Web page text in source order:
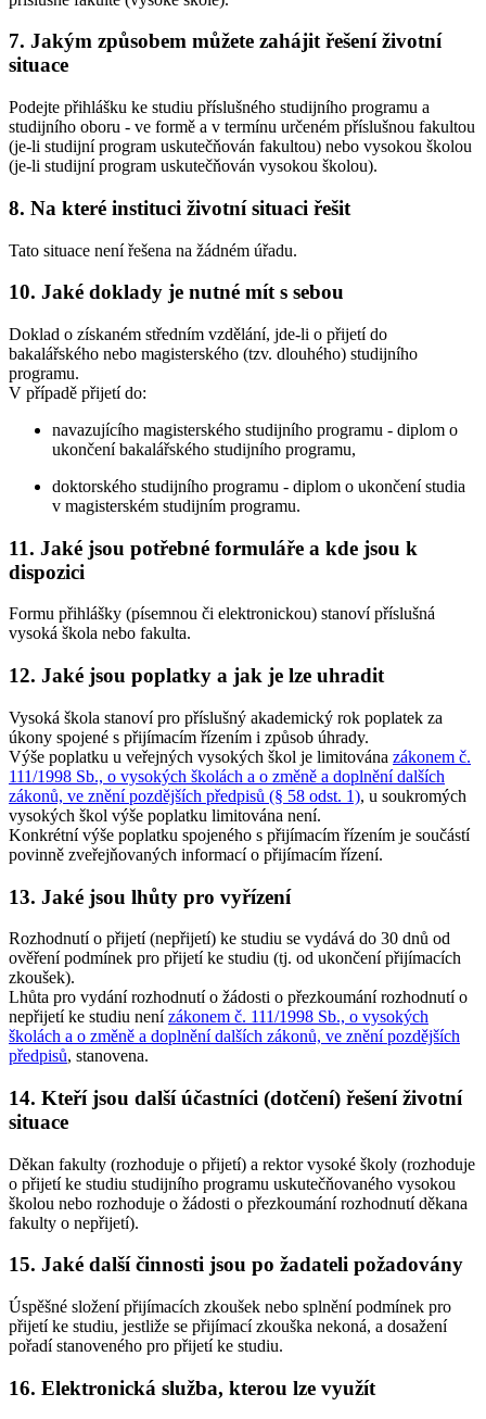
7. Jakým způsobem můžete zahájit řešení životní
situace
Podejte přihlášku ke studiu příslušného studijního programu a
studijního oboru - ve formě a v termínu určeném příslušnou fakultou
(je-li studijní program uskutečňován fakultou) nebo vysokou školou
(je-li studijní program uskutečňován vysokou školou).
8. Na které instituci životní situaci řešit
Tato situace není řešena na žádném úřadu.
10. Jaké doklady je nutné mít s sebou
Doklad o získaném středním vzdělání, jde-li o přijetí do
bakalářského nebo magisterského (tzv. dlouhého) studijního
programu.
V případě přijetí do:
navazujícího magisterského studijního programu - diplom o
ukončení bakalářského studijního programu,
doktorského studijního programu - diplom o ukončení studia
v magisterském studijním programu.
11. Jaké jsou potřebné formuláře a kde jsou k
dispozici
Formu přihlášky (písemnou či elektronickou) stanoví příslušná
vysoká škola nebo fakulta.
12. Jaké jsou poplatky a jak je lze uhradit
Vysoká škola stanoví pro příslušný akademický rok poplatek za
úkony spojené s přijímacím řízením i způsob úhrady.
Výše poplatku u veřejných vysokých škol je limitována zákonem č.
111/1998 Sb., o vysokých školách a o změně a doplnění dalších
zákonů, ve znění pozdějších předpisů (§ 58 odst. 1), u soukromých
vysokých škol výše poplatku limitována není.
Konkrétní výše poplatku spojeného s přijímacím řízením je součástí
povinně zveřejňovaných informací o přijímacím řízení.
13. Jaké jsou lhůty pro vyřízení
Rozhodnutí o přijetí (nepřijetí) ke studiu se vydává do 30 dnů od
ověření podmínek pro přijetí ke studiu (tj. od ukončení přijímacích
zkoušek).
Lhůta pro vydání rozhodnutí o žádosti o přezkoumání rozhodnutí o
nepřijetí ke studiu nenízákonem č. 111/1998 Sb., o vysokých
školách a o změně a doplnění dalších zákonů, ve znění pozdějších
předpisů, stanovena.
14. Kteří jsou další účastníci (dotčení) řešení životní
situace
Děkan fakulty (rozhoduje o přijetí) a rektor vysoké školy (rozhoduje
o přijetí ke studiu studijního programu uskutečňovaného vysokou
školou nebo rozhoduje o žádosti o přezkoumání rozhodnutí děkana
fakulty o nepřijetí).
15. Jaké další činnosti jsou po žadateli požadovány
Úspěšné složení přijímacích zkoušek nebo splnění podmínek pro
přijetí ke studiu, jestliže se přijímací zkouška nekoná, a dosažení
pořadí stanoveného pro přijetí ke studiu.
16. Elektronická služba, kterou lze využít